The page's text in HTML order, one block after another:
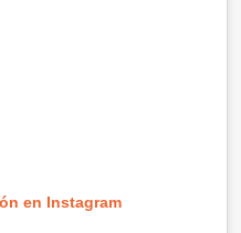
en Instagram